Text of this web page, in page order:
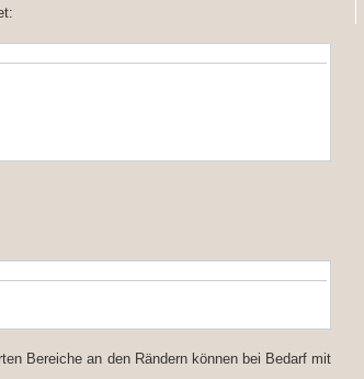
Bereiche an den Rändern können bei Bedarf mit